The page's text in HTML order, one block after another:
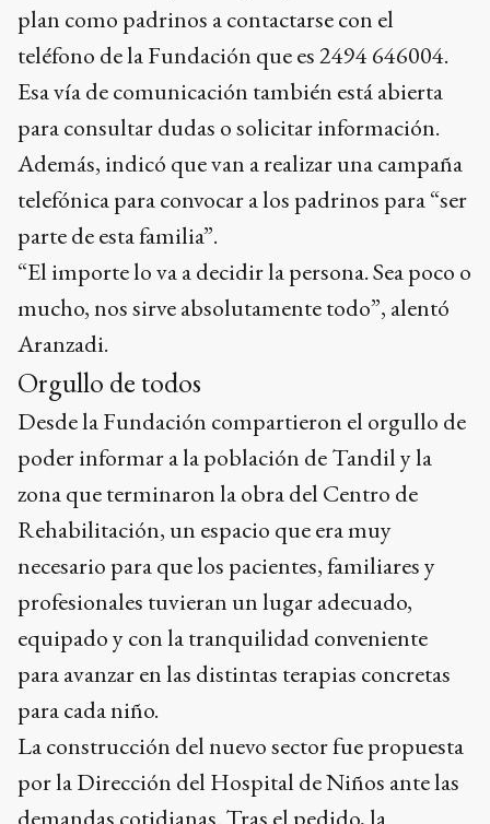
plan como padrinos a contactarse con el
teléfono de la Fundación que es 2494 646004.
Esa vía de comunicación también está abierta
para consultar dudas o solicitar información.
Además, indicó que van a realizar una campaña
telefónica para convocar a los padrinos para “ser
parte de esta familia”.
“El importe lo va a decidir la persona. Sea poco o
mucho, nos sirve absolutamente todo”, alentó
Aranzadi.
Orgullo de todos
Desde la Fundación compartieron el orgullo de
poder informar a la población de Tandil y la
zona que terminaron la obra del Centro de
Rehabilitación, un espacio que era muy
necesario para que los pacientes, familiares y
profesionales tuvieran un lugar adecuado,
equipado y con la tranquilidad conveniente
para avanzar en las distintas terapias concretas
para cada niño.
La construcción del nuevo sector fue propuesta
por la Dirección del Hospital de Niños ante las